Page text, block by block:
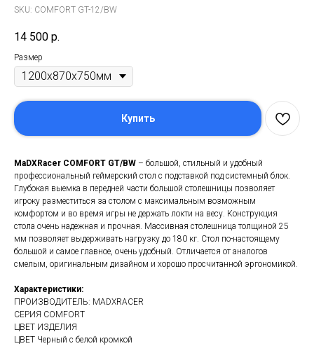
SKU: COMFORT GT-12/BW
14 500 р.
Размер
Купить
MaDXRacer COMFORT GT/BW – большой, стильный и удобный
профессиональный геймерский стол с подставкой под системный блок.
Глубокая выемка в передней части большой столешницы позволяет
игроку разместиться за столом с максимальным возможным
комфортом и во время игры не держать локти на весу. Конструкция
стола очень надежная и прочная. Массивная столешница толщиной 25
мм позволяет выдерживать нагрузку до 180 кг. Стол по-настоящему
большой и самое главное, очень удобный. Отличается от аналогов
смелым, оригинальным дизайном и хорошо просчитанной эргономикой.
Характеристики:
ПРОИЗВОДИТЕЛЬ: MADXRACER
СЕРИЯ COMFORT
ЦВЕТ ИЗДЕЛИЯ
ЦВЕТ Черный с белой кромкой